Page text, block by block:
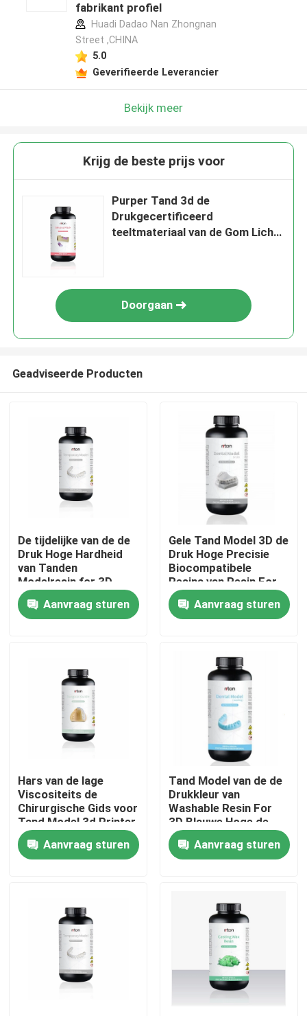
Thuis
Over ons
Fabrieksreis
Kwaliteitscontrole
Contacteer ons
Alle Gevallen
3D Printer van het lasermetaal
fabrikant profiel
Huadi Dadao Nan Zhongnan
Street ,CHINA
5.0
Geverifieerde Leverancier
Bekijk meer
Krijg de beste prijs voor
Purper Tand 3d de
Drukgecertificeerd
teeltmateriaal van de Gom Licht
Doorgaan
Geadviseerde Producten
De tijdelijke van de de
Druk Hoge Hardheid
van Tanden
Modelresin for 3D
Golflengte 405nm
Aanvraag sturen
Gele Tand Model 3D de
Druk Hoge Precisie
Biocompatibele
Resina van Resin For
Aanvraag sturen
Hars van de lage
Viscositeits de
Chirurgische Gids voor
Tand Model 3d Printer
Aanvraag sturen
Tand Model van de de
Drukkleur van
Washable Resin For
3D Blauwe Hoge de
Hardheidsgolflengte
405nmAanvraag sturen